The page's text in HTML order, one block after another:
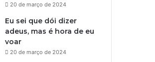
20 de março de 2024
Eu sei que dói dizer
adeus, mas é hora de eu
voar
20 de março de 2024